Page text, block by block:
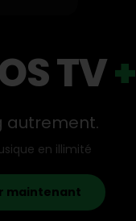
TV+
autrement.
en illimité
maintenant